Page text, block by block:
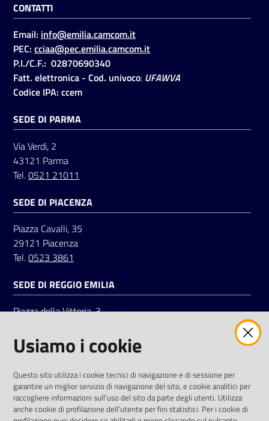
CONTATTI
Email: info@emilia.camcom.it
PEC: cciaa@pec.emilia.camcom.it
P.I./C.F.: 02870690340
Fatt. elettronica - Cod. univoco: UFAWVA
Codice IPA: ccem
SEDE DI PARMA
Via Verdi, 2
43121 Parma
Tel.0521 21011
SEDE DI PIACENZA
Piazza Cavalli, 35
29121 Piacenza
Tel.0523 3861
SEDE DI REGGIO EMILIA
Piazza della Vittoria, 3
Tel.0522 7961
LinkedinFacebookInstagram
Usiamo i cookie
Questo sito utilizza i cookie tecnici di navigazione e di sessione per
garantire un miglior servizio di navigazione del sito, e cookie analitici per
raccogliere informazioni sull'uso del sito da parte degli utenti. Utilizza
anche cookie di profilazione dell'utente per fini statistici. Per i cookie di